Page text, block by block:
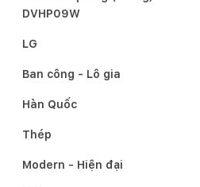
DVHP09W
LG
Ban công - Lô gia
Hàn Quốc
Thép
Modern - Hiện đại